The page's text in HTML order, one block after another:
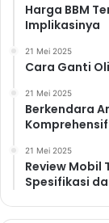
Harga BBM
Implikasinya
21 Mei 2025
Cara Ganti
21 Mei 2025
Berkendara
21 Mei 2025
Review Mobil
Spesifikasi